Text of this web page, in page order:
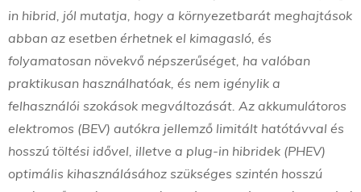
in hibrid, jól mutatja, hogy a környezetbarát meghajtások
abban az esetben érhetnek el kimagasló, és
folyamatosan növekvő népszerűséget, ha valóban
praktikusan használhatóak, és nem igénylik a
felhasználói szokások megváltozását. Az akkumulátoros
elektromos (BEV) autókra jellemző limitált hatótávval és
hosszú töltési idővel, illetve a plug-in hibridek (PHEV)
optimális kihasználásához szükséges szintén hosszú